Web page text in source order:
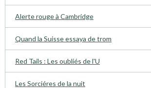
Alerte rouge à Cambridge
Quand la Suisse essaya de trom
Red Tails : Les oubliés de l'U
Les Sorciéres de la nuit